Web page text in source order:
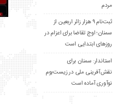
مردم
ثبت‌نام ۹ هزار زائر اربعین از
سمنان؛ اوج تقاضا برای اعزام در
روزهای ابتدایی است
استاندار: سمنان برای
نقش‌آفرینی ملی در زیست‌بوم
نوآوری آماده است